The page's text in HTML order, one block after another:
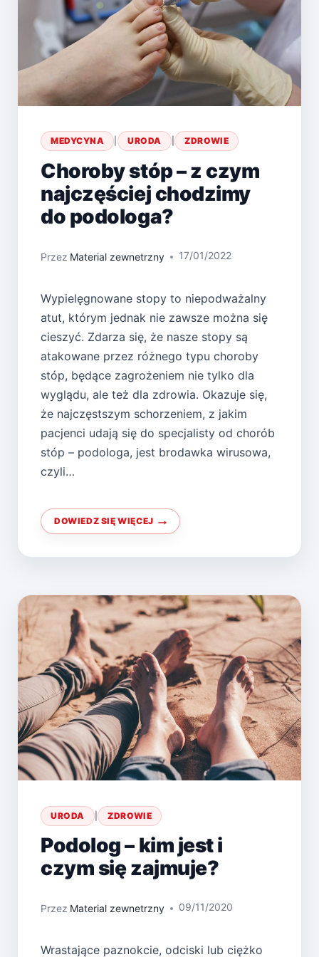
MEDYCYNA | URODA | ZDROWIE
Choroby stóp – z czym
najczęściej chodzimy
do podologa?
Przez Material zewnetrzny 17/01/2022
Wypielęgnowane stopy to niepodważalny
atut, którym jednak nie zawsze można się
cieszyć. Zdarza się, że nasze stopy są
atakowane przez różnego typu choroby
stóp, będące zagrożeniem nie tylko dla
wyglądu, ale też dla zdrowia. Okazuje się,
że najczęstszym schorzeniem, z jakim
pacjenci udają się do specjalisty od chorób
stóp – podologa, jest brodawka wirusowa,
czyli…
DOWIEDZ SIĘ WIĘCEJ
CHOROBY
STÓP
CZYM
URODA | ZDROWIE
Podolog – kim jest i
czym się zajmuje?
Przez Material zewnetrzny 09/11/2020
Wrastające paznokcie, odciski lub ciężko